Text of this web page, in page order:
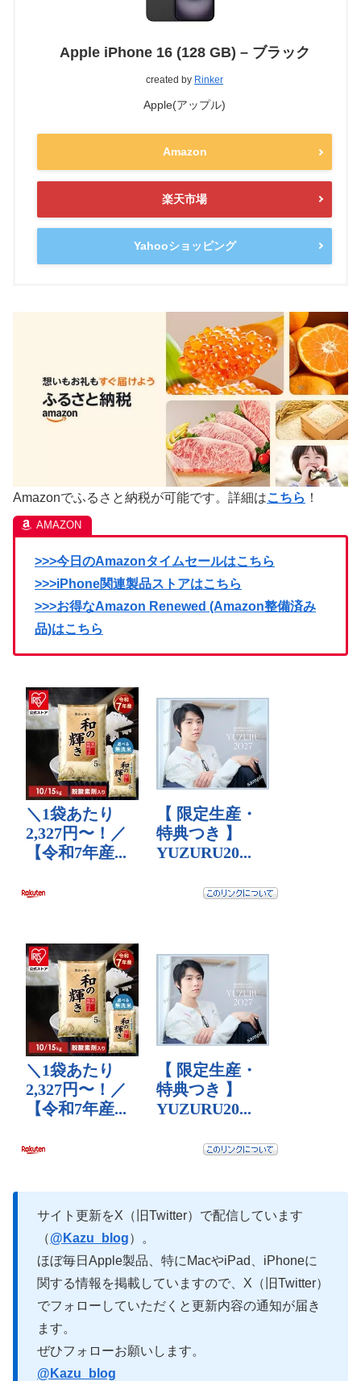
Apple iPhone 16 (128 GB) – ブラック
created by Rinker
Apple(アップル)
Amazon
楽天市場
Yahooショッピング
Amazonでふるさと納税が可能です。詳細はこちら ！
>>>今日のAmazonタイムセールはこちら
>>>iPhone関連製品ストアはこちら
>>>お得なAmazon Renewed (Amazon整備済み
品)はこちら
サイト更新をX（旧Twitter）で配信しています
（@Kazu_blog）。
ほぼ毎日Apple製品、特にMacやiPad、iPhoneに
関する情報を掲載していますので、X（旧Twitter）
でフォローしていただくと更新内容の通知が届き
ます。
ぜひフォローお願いします。
@Kazu_blog